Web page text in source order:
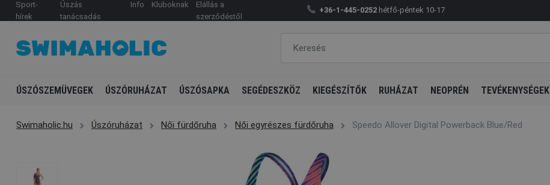
Sport-
hírek
Úszás
tanácsadás
Info Kluboknak
Elállás a
szerződéstől
+36-1-445-0252 hétfő-péntek 10-17
ÚSZÓSZEMÜVEGEK ÚSZÓRUHÁZAT ÚSZÓSAPKA SEGÉDESZKÖZ KIEGÉSZÍTŐK RUHÁZAT NEOPRÉN TEVÉKENYSÉGEK
Swimaholic.hu Úszóruházat Női fürdőruha Női egyrészes fürdőruha Speedo Allover Digital Powerback Blue/Red